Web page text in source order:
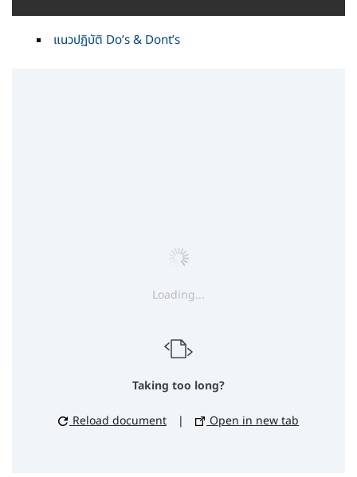
แนวปฏิบัติ Do’s & Dont’s
Loading...
Taking too long?
Reload document | Open in new tab